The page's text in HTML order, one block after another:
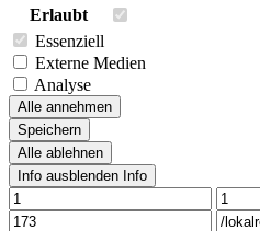
Erlaubt
Essenziell
Externe Medien
Analyse
Alle annehmen
Speichern
Alle ablehnen
Info ausblenden Info